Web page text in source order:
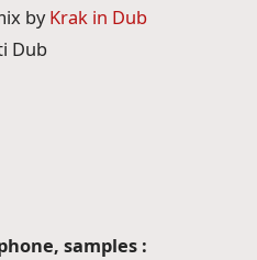
byKrak in Dub
Dub
samples :